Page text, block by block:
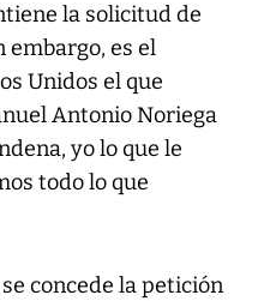
la solicitud de
embargo, es el
Unidos el que
Antonio Noriega
yo lo que le
todo lo que
concede la petición